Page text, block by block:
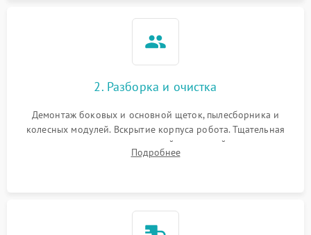
2. Разборка и очистка
Демонтаж боковых и основной щеток, пылесборника и
колесных модулей. Вскрытие корпуса робота. Тщательная
очистка внутренних полостей, шестерней и плат от
скопившейся пыли, волос и шерсти животных с
Подробнее